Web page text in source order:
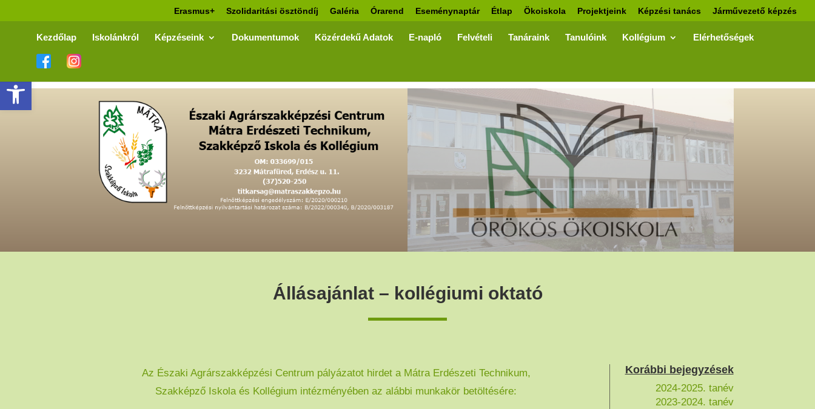
Eszköztár megnyitása
Erasmus+ Szolidaritási ösztöndíj Galéria Órarend Eseménynaptár Étlap Ökoiskola Projektjeink Képzési tanács Járművezető képzés
Kezdőlap Iskolánkról Képzéseink Dokumentumok Közérdekű Adatok E-napló Felvételi Tanáraink Tanulóink Kollégium Elérhetőségek
Állásajánlat – kollégiumi oktató
Az Északi Agrárszakképzési Centrum pályázatot hirdet a Mátra Erdészeti Technikum,
Szakképző Iskola és Kollégium intézményében az alábbi munkakör betöltésére:
Korábbi bejegyzések
2024-2025. tanév
2023-2024. tanév